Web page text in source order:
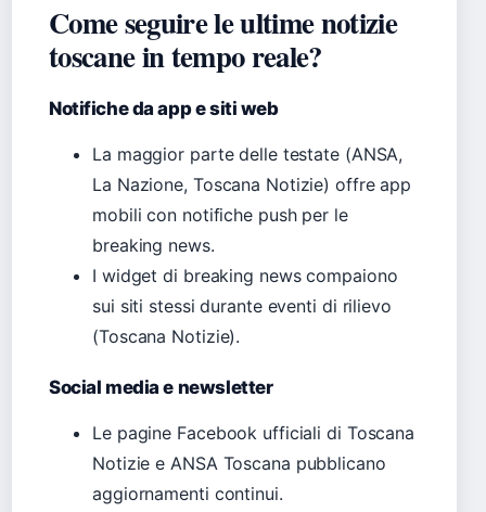
Come seguire le ultime notizie
toscane in tempo reale?
Notifiche da app e siti web
La maggior parte delle testate (ANSA,
La Nazione, Toscana Notizie) offre app
mobili con notifiche push per le
breaking news.
I widget di breaking news compaiono
sui siti stessi durante eventi di rilievo
(Toscana Notizie).
Social media e newsletter
Le pagine Facebook ufficiali di Toscana
Notizie e ANSA Toscana pubblicano
aggiornamenti continui.